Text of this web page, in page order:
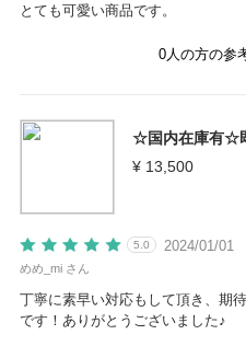
とても可愛い商品です。
0人の方の参
☆国内在庫有☆
¥ 13,500
2024/01/01
5.0
めめ_mi さん
丁寧に素早い対応もして頂き、期
です！ありがとうございました♪